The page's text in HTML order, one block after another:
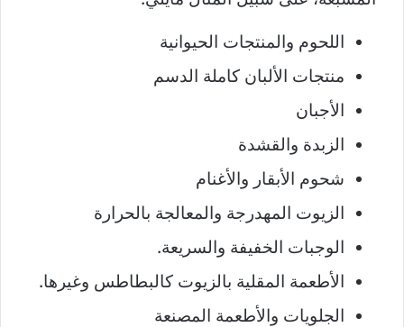
اللحوم والمنتجات الحيوانية
منتجات الألبان كاملة الدسم
الأجبان
الزبدة والقشدة
شحوم الأبقار والأغنام
الزيوت المهدرجة والمعالجة بالحرارة
الوجبات الخفيفة والسريعة.
الأطعمة المقلية بالزيوت كالبطاطس وغيرها.
الجلويات والأطعمة المصنعة